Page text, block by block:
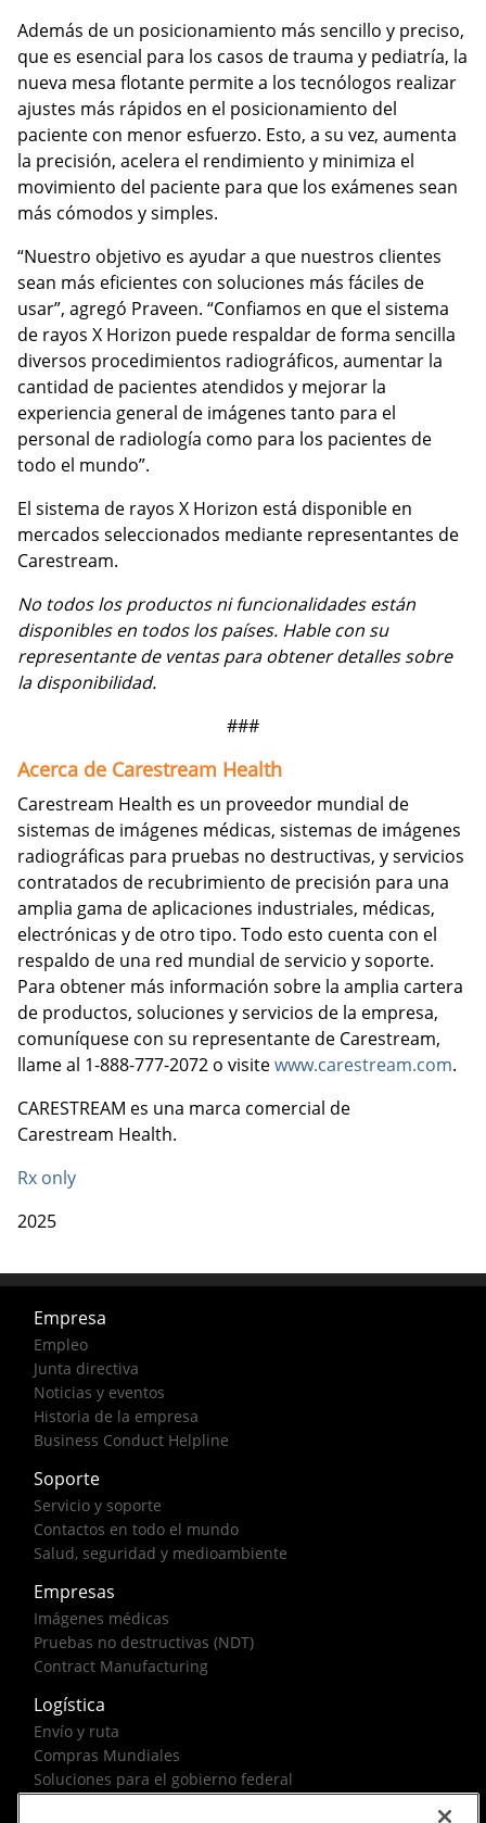
Además de un posicionamiento más sencillo y preciso,
que es esencial para los casos de trauma y pediatría, la
nueva mesa flotante permite a los tecnólogos realizar
ajustes más rápidos en el posicionamiento del
paciente con menor esfuerzo. Esto, a su vez, aumenta
la precisión, acelera el rendimiento y minimiza el
movimiento del paciente para que los exámenes sean
más cómodos y simples.
“Nuestro objetivo es ayudar a que nuestros clientes
sean más eficientes con soluciones más fáciles de
usar”, agregó Praveen. “Confiamos en que el sistema
de rayos X Horizon puede respaldar de forma sencilla
diversos procedimientos radiográficos, aumentar la
cantidad de pacientes atendidos y mejorar la
experiencia general de imágenes tanto para el
personal de radiología como para los pacientes de
todo el mundo”.
El sistema de rayos X Horizon está disponible en
mercados seleccionados mediante representantes de
Carestream.
No todos los productos ni funcionalidades están
disponibles en todos los países. Hable con su
representante de ventas para obtener detalles sobre
la disponibilidad.
###
Acerca de Carestream Health
Carestream Health es un proveedor mundial de
sistemas de imágenes médicas, sistemas de imágenes
radiográficas para pruebas no destructivas, y servicios
contratados de recubrimiento de precisión para una
amplia gama de aplicaciones industriales, médicas,
electrónicas y de otro tipo. Todo esto cuenta con el
respaldo de una red mundial de servicio y soporte.
Para obtener más información sobre la amplia cartera
de productos, soluciones y servicios de la empresa,
comuníquese con su representante de Carestream,
llame al 1-888-777-2072 o visitewww.carestream.com.
CARESTREAM es una marca comercial de
Carestream Health.
Rx only
2025
Empresa
Empleo
Junta directiva
Noticias y eventos
Historia de la empresa
Business Conduct Helpline
Soporte
Servicio y soporte
Contactos en todo el mundo
Salud, seguridad y medioambiente
Empresas
Imágenes médicas
Pruebas no destructivas (NDT)
Contract Manufacturing
Logística
Envío y ruta
Compras Mundiales
Soluciones para el gobierno federal